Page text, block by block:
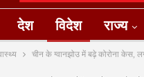
देश विदेश राज्य
चीन के ग्वानझोउ में बढ़े कोरोना केस,